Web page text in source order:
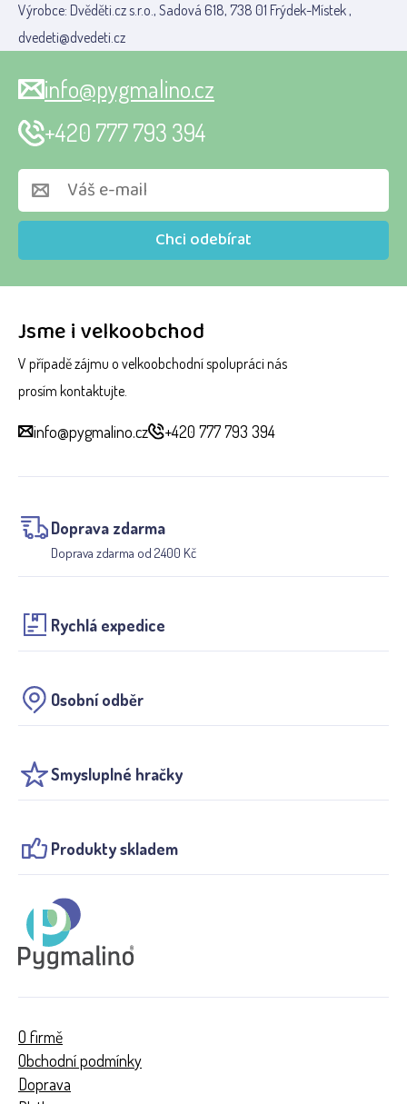
Výrobce: Dvěděti.cz s.r.o., Sadová 618, 738 01 Frýdek-Místek ,
dvedeti@dvedeti.cz
Jsme i velkoobchod
V případě zájmu o velkoobchodní spolupráci nás
prosím kontaktujte.
info@pygmalino.cz +420 777 793 394
Doprava zdarma
Doprava zdarma od 2400 Kč
Rychlá expedice
Osobní odběr
Smysluplné hračky
Produkty skladem
Chci odebírat
info@pygmalino.cz
+420 777 793 394
O firmě
Obchodní podmínky
Doprava